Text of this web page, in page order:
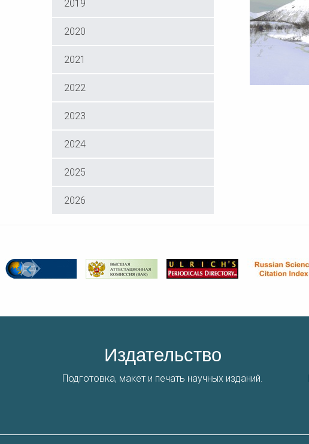
2019
2020
2021
2022
2023
2024
2025
2026
Издательство
Подготовка, макет и печать научных изданий.